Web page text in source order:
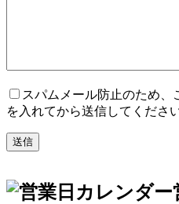
スパムメール防止のため、
を入れてから送信してください